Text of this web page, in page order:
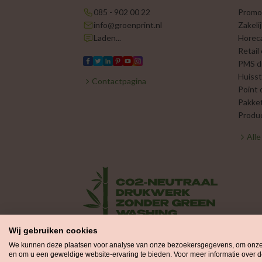
085 - 902 00 22
info@groenprint.nl
Laden...
Contactpagina
Retail
PMS
Point
Groenprint is onderdeel van de
Wij gebruiken cookies
We kunnen deze plaatsen voor analyse van onze bezoekersgegevens, om
en om u een geweldige website-ervaring te bieden. Voor meer informatie over